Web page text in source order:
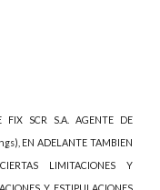
FIX SCR S.A. AGENTE DE
EN ADELANTE TAMBIEN
LIMITACIONES Y